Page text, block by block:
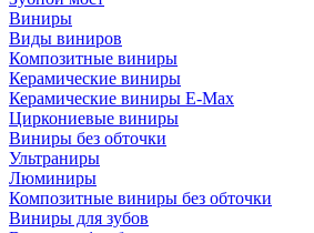
Виниры
Виды виниров
Композитные виниры
Керамические виниры
Керамические виниры E-Max
Циркониевые виниры
Виниры без обточки
Ультраниры
Люминиры
Композитные виниры без обточки
Виниры для зубов